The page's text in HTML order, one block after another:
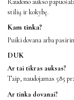
stilių ir kokybę.
Kam tinka?
Puiki dovana arba
DUK
Ar tai tikras auksas?
Taip, naudojamas 585
Ar tinka dovanai?